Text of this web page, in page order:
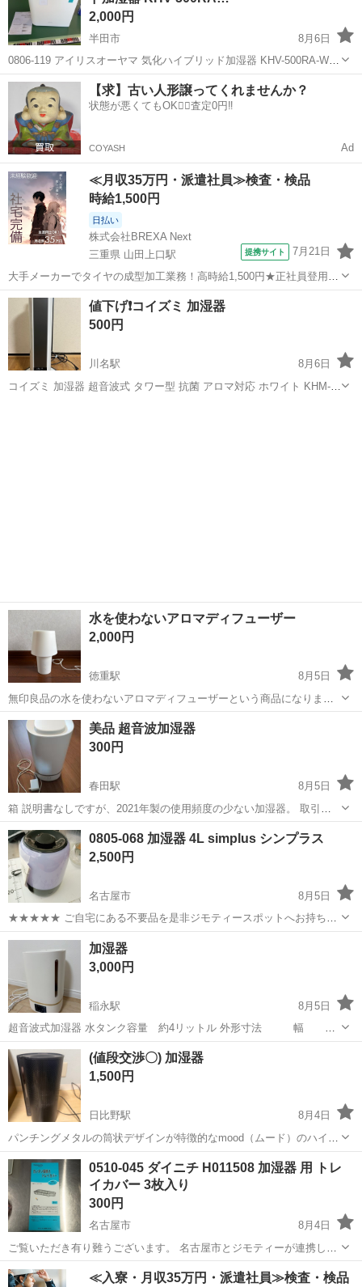
2,000円
半田市
8月6日
0806-119 アイリスオーヤマ 気化ハイブリッド加湿器 KHV-500RA-W
2021年製 【状態】 ・使用に伴う多少のスレ、キズ、落としきれない
汚れなどございます ・詳細は現地でご確認ください ・お値...
愛知 半田市 季節、空調家電 現地
【求】古い人形譲ってくれませんか？
状態が悪くてもOK🙆‍♀️査定0円‼️
COYASH Ad
≪月収35万円・派遣社員≫検査・検品
時給1,500円
日払い
株式会社BREXA Next
三重県 山田上口駅
提携サイト 7月21日
大手メーカーでタイヤの成型加工業務！高時給1,500円★正社員登用制
度あり！ワンルーム寮完備！マイカー通勤OK！無料駐車場あり！《三
重県伊勢市》 人気の工場のお仕事 ◇タイヤの製造◇ トラック・バ
ス・RV車用を中心とした...
三重 伊勢市 山田上口駅 その他
値下げ❗️コイズミ 加湿器
500円
川名駅
8月6日
コイズミ 加湿器 超音波式 タワー型 抗菌 アロマ対応 ホワイト KHM-
水を使わないアロマディフューザー
2,000円
徳重駅
8月5日
無印良品の水を使わないアロマディフューザーという商品になりま
す。以前、Thannのアロマオイルで数ヶ月程使用していました。
愛知 名古屋市 徳重駅 季節、空調家電
アロマディフューザー
美品 超音波加湿器
300円
春田駅
8月5日
箱 説明書なしですが、2021年製の使用頻度の少ない加湿器。 取引場
所⇒日時に寄ります ☆バッティングセンターららら千音寺店駐車場 ☆
又はバッティングセンターららら千音寺店付近の指定場所 ☆金山総合
駅南口スタバ周辺
愛知 名古屋市 春田駅 季節、空調家電
0805-068 加湿器 4L simplus シンプラス
2,500円
名古屋市
8月5日
★★★★★ ご自宅にある不要品を是非ジモティースポットへお持ち込
みしませんか？ 家電、趣味・スポーツ・レジャー用品、こども用品、
衣料服飾品、生活雑貨、家具、本、CD・DVDなどが無料でまとめて持
ち込めます！ ※詳細はこ...
愛知 名古屋市 季節、空調家電
加湿器
3,000円
稲永駅
8月5日
超音波式加湿器 水タンク容量 約4リットル 外形寸法 幅
18.5㎝ 奥行き 18.5㎝ 高さ 32.5㎝
取り扱い説明書あります。中古品になりますので傷や汚れ等あります
がご理解くだ...
愛知 名古屋市 稲永駅 季節、空調家電
(値段交渉〇) 加湿器
1,500円
日比野駅
8月4日
パンチングメタルの筒状デザインが特徴的なmood（ムード）のハイブ
リッド式加湿器です。型番はMOD-KH1603やMOD-KH1303シリーズの
ブラック色で、ドウシシャが展開していたモデルです。加湿方式は超
音波とヒーターを組...
愛知 津島市 季節、空調家電
0510-045 ダイニチ H011508 加湿器 用 トレ
イカバー 3枚入り
300円
名古屋市
8月4日
ご覧いただき有り難うございます。 名古屋市とジモティーが連携して
運営しています。 粗⼤ごみ等の減量を⽬的にまだ使えるものをリユー
スしています。 ★★★★★ ご自宅にある不要品を是非ジモティースポ
愛知 名古屋市 季節、空調家電 リユース
≪入寮・月収35万円・派遣社員≫検査・検品